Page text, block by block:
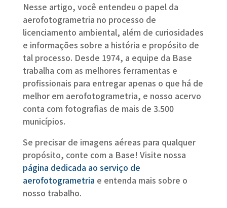
Nesse artigo, você entendeu o papel da
aerofotogrametria no processo de
licenciamento ambiental, além de curiosidades
e informações sobre a história e propósito de
tal processo. Desde 1974, a equipe da Base
trabalha com as melhores ferramentas e
profissionais para entregar apenas o que há de
melhor em aerofotogrametria, e nosso acervo
conta com fotografias de mais de 3.500
municípios.
Se precisar de imagens aéreas para qualquer
propósito, conte com a Base! Visite nossa
página dedicada ao serviço de
aerofotogrametria e entenda mais sobre o
nosso trabalho.